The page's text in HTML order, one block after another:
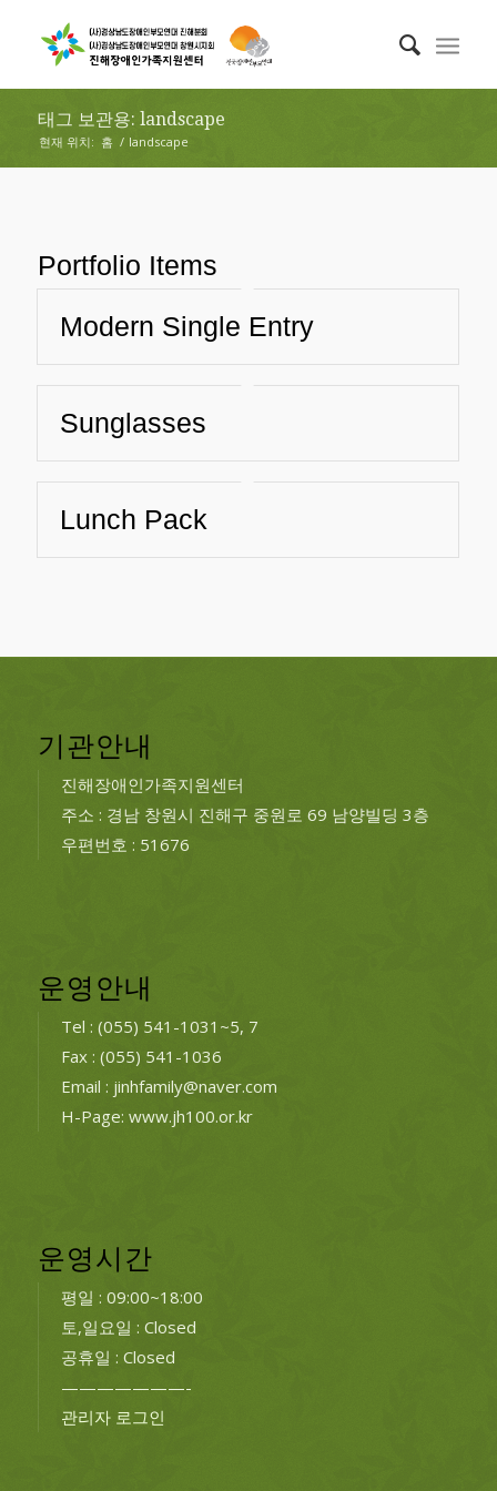
태그 보관용: landscape
현재 위치: 홈 / landscape
Portfolio Items
Modern Single Entry
Sunglasses
Lunch Pack
기관안내
진해장애인가족지원센터
주소 : 경남 창원시 진해구 중원로 69 남양빌딩 3층
우편번호 : 51676
운영안내
Tel : (055) 541-1031~5, 7
Fax : (055) 541-1036
Email : jinhfamily@naver.com
H-Page: www.jh100.or.kr
운영시간
평일 : 09:00~18:00
토,일요일 : Closed
공휴일 : Closed
———————-
관리자 로그인